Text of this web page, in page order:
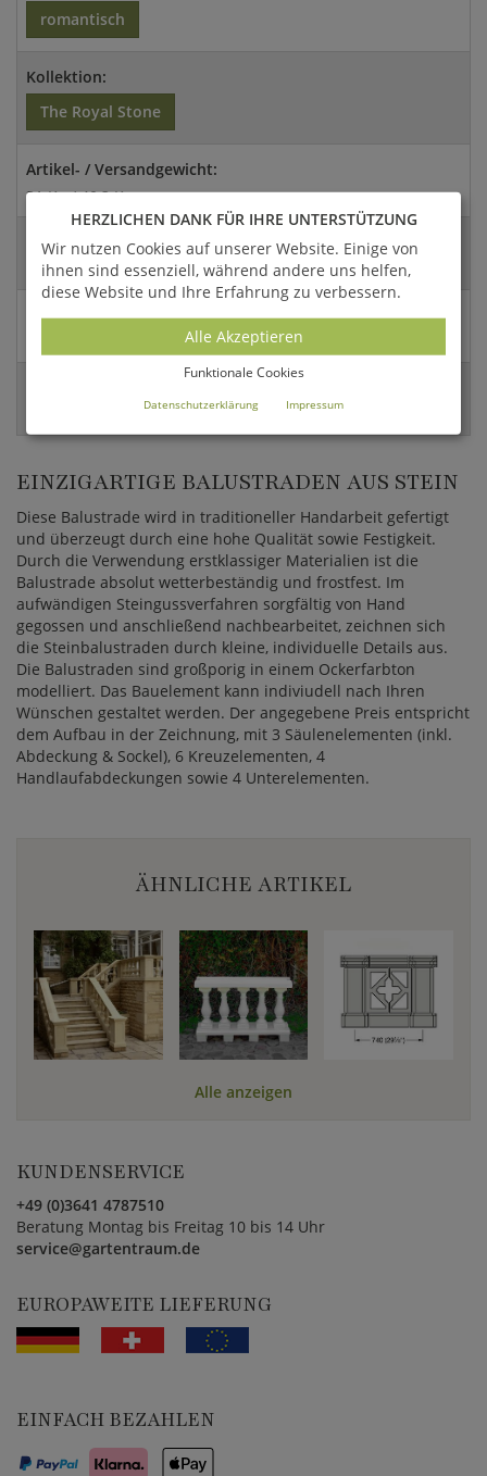
romantisch
Kollektion:
The Royal Stone
Artikel- / Versandgewicht:
31 Kg / 40,3 Kg
Abmessungen:
77,5x91,5cm (HxB)
Versandart:
EINZIGARTIGE BALUSTRADEN AUS STEIN
Diese Balustrade wird in traditioneller Handarbeit gefertigt
und überzeugt durch eine hohe Qualität sowie Festigkeit.
Durch die Verwendung erstklassiger Materialien ist die
Balustrade absolut wetterbeständig und frostfest. Im
aufwändigen Steingussverfahren sorgfältig von Hand
gegossen und anschließend nachbearbeitet, zeichnen sich
die Steinbalustraden durch kleine, individuelle Details aus.
Die Balustraden sind großporig in einem Ockerfarbton
modelliert. Das Bauelement kann indiviudell nach Ihren
Wünschen gestaltet werden. Der angegebene Preis entspricht
dem Aufbau in der Zeichnung, mit 3 Säulenelementen (inkl.
Abdeckung & Sockel), 6 Kreuzelementen, 4
Handlaufabdeckungen sowie 4 Unterelementen.
ÄHNLICHE ARTIKEL
Alle anzeigen
KUNDENSERVICE
+49 (0)3641 4787510
Beratung Montag bis Freitag 10 bis 14 Uhr
service@gartentraum.de
EUROPAWEITE LIEFERUNG
EINFACH BEZAHLEN
HERZLICHEN DANK FÜR IHRE UNTERSTÜTZUNG
Wir nutzen Cookies auf unserer Website. Einige von
ihnen sind essenziell, während andere uns helfen,
diese Website und Ihre Erfahrung zu verbessern.
Alle Akzeptieren
Funktionale Cookies
Datenschutzerklärung Impressum